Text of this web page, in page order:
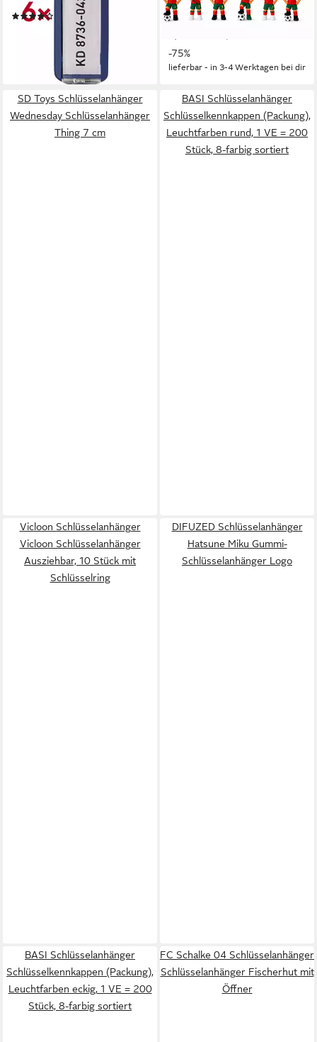
lieferbar - in 5-6 Werktagen bei dir
Designs (Set, 1-tlg.,
Schlüsselanhänger zufällig aus
6 verschiedenen Fußball-
-75%
lieferbar - in 3-4 Werktagen bei dir
SD Toys Schlüsselanhänger
Wednesday Schlüsselanhänger
Thing 7 cm
BASI Schlüsselanhänger
Schlüsselkennkappen (Packung),
Leuchtfarben rund, 1 VE = 200
Stück, 8-farbig sortiert
Vicloon Schlüsselanhänger
Vicloon Schlüsselanhänger
Ausziehbar, 10 Stück mit
Schlüsselring
DIFUZED Schlüsselanhänger
Hatsune Miku Gummi-
Schlüsselanhänger Logo
BASI Schlüsselanhänger
Schlüsselkennkappen (Packung),
Leuchtfarben eckig, 1 VE = 200
Stück, 8-farbig sortiert
FC Schalke 04 Schlüsselanhänger
Schlüsselanhänger Fischerhut mit
Öffner